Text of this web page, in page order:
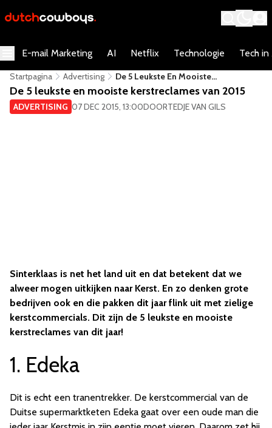
E-mail Marketing AI Netflix Technologie Tech in
Startpagina Advertising
De 5 Leukste En Mooiste
Kerstreclames Van 2015
De 5 leukste en mooiste kerstreclames van 2015
ADVERTISING 07 DEC 2015, 13:00DOORTEDJE VAN GILS
Sinterklaas is net het land uit en dat betekent dat we
alweer mogen uitkijken naar Kerst. En zo denken grote
bedrijven ook en die pakken dit jaar flink uit met zielige
kerstcommercials. Dit zijn de 5 leukste en mooiste
kerstreclames van dit jaar!
1. Edeka
Dit is echt een tranentrekker. De kerstcommercial van de
Duitse supermarktketen Edeka gaat over een oude man die